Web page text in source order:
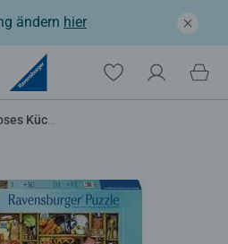
ändern hier
Küchenregal